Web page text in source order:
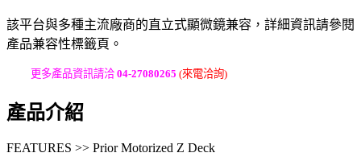
該平台與多種主流廠商的直立式顯微鏡兼容，詳細資訊請參閱
產品兼容性標籤頁。
更多產品資訊請洽 04-27080265 (來電洽詢)
產品介紹
FEATURES >> Prior Motorized Z Deck